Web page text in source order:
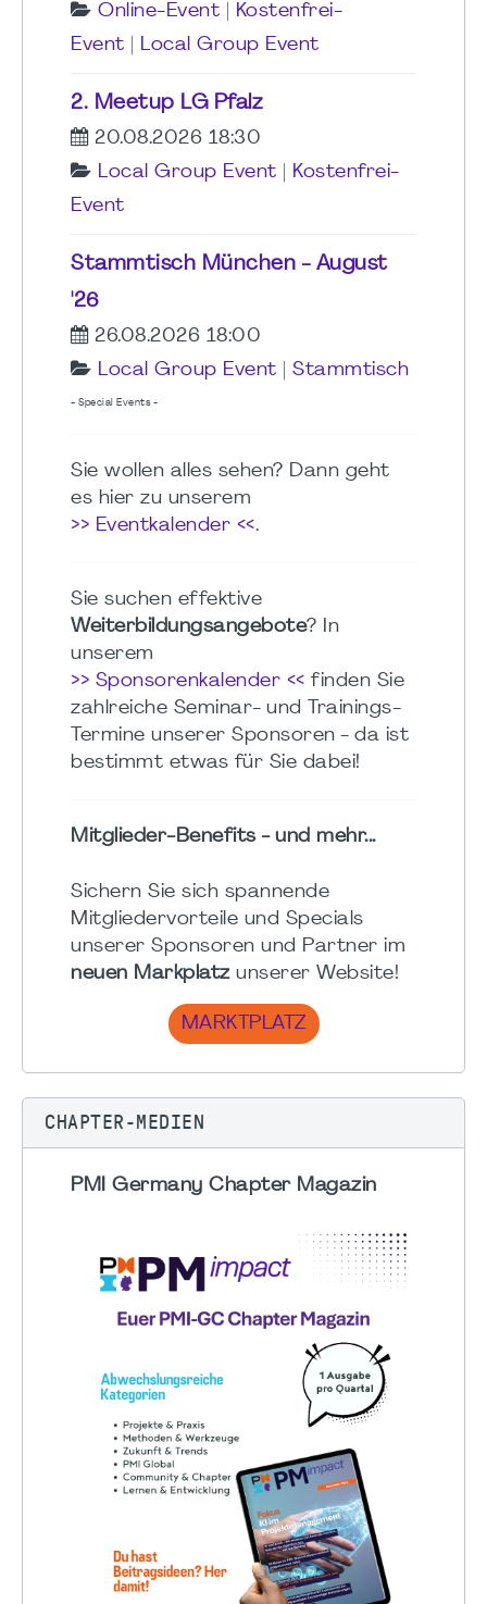
Online-Event
Kostenfrei-
Event
Local Group Event
2. Meetup LG Pfalz
20.08.2026 18:30
Local Group Event
Kostenfrei-
Event
Stammtisch München - August
'26
26.08.2026 18:00
Local Group Event
Stammtisch
- Special Events -
Sie wollen alles sehen? Dann geht
es hier zu unserem
>> Eventkalender <<.
Sie suchen effektive
Weiterbildungsangebote? In
unserem
>> Sponsorenkalender << finden Sie
zahlreiche Seminar- und Trainings-
Termine unserer Sponsoren - da ist
bestimmt etwas für Sie dabei!
Mitglieder-Benefits - und mehr...
Sichern Sie sich spannende
Mitgliedervorteile und Specials
unserer Sponsoren und Partner im
neuen Markplatzunserer Website!
MARKTPLATZ
CHAPTER-MEDIEN
PMI Germany Chapter Magazin